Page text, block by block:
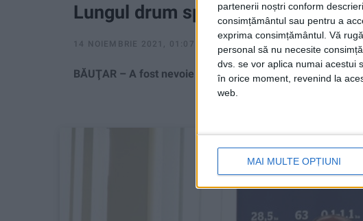
partenerii noștri conform
consimțământul sau pentru a
exprima consimțământul. Vă
personal să nu necesite
dvs. se vor aplica numai acestui
în orice moment, revenind la
web.
MAI MULTE OPȚIUNI
Lungul drum spre casă al…
14 NOIEMBRIE 2021, 01:07 PM 2 MINUTE DE CITIRE
BĂUŢAR – A fost nevoie de cinci ani şi multe eforturi